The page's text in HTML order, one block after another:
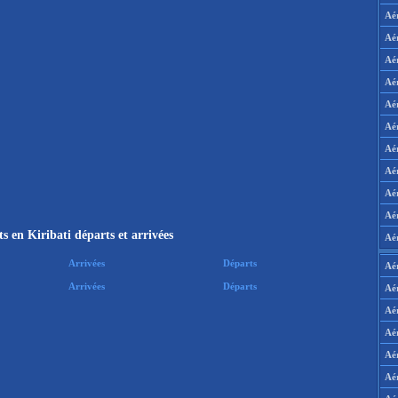
en Kiribati départs et arrivées
Arrivées Départs
Arrivées Départs